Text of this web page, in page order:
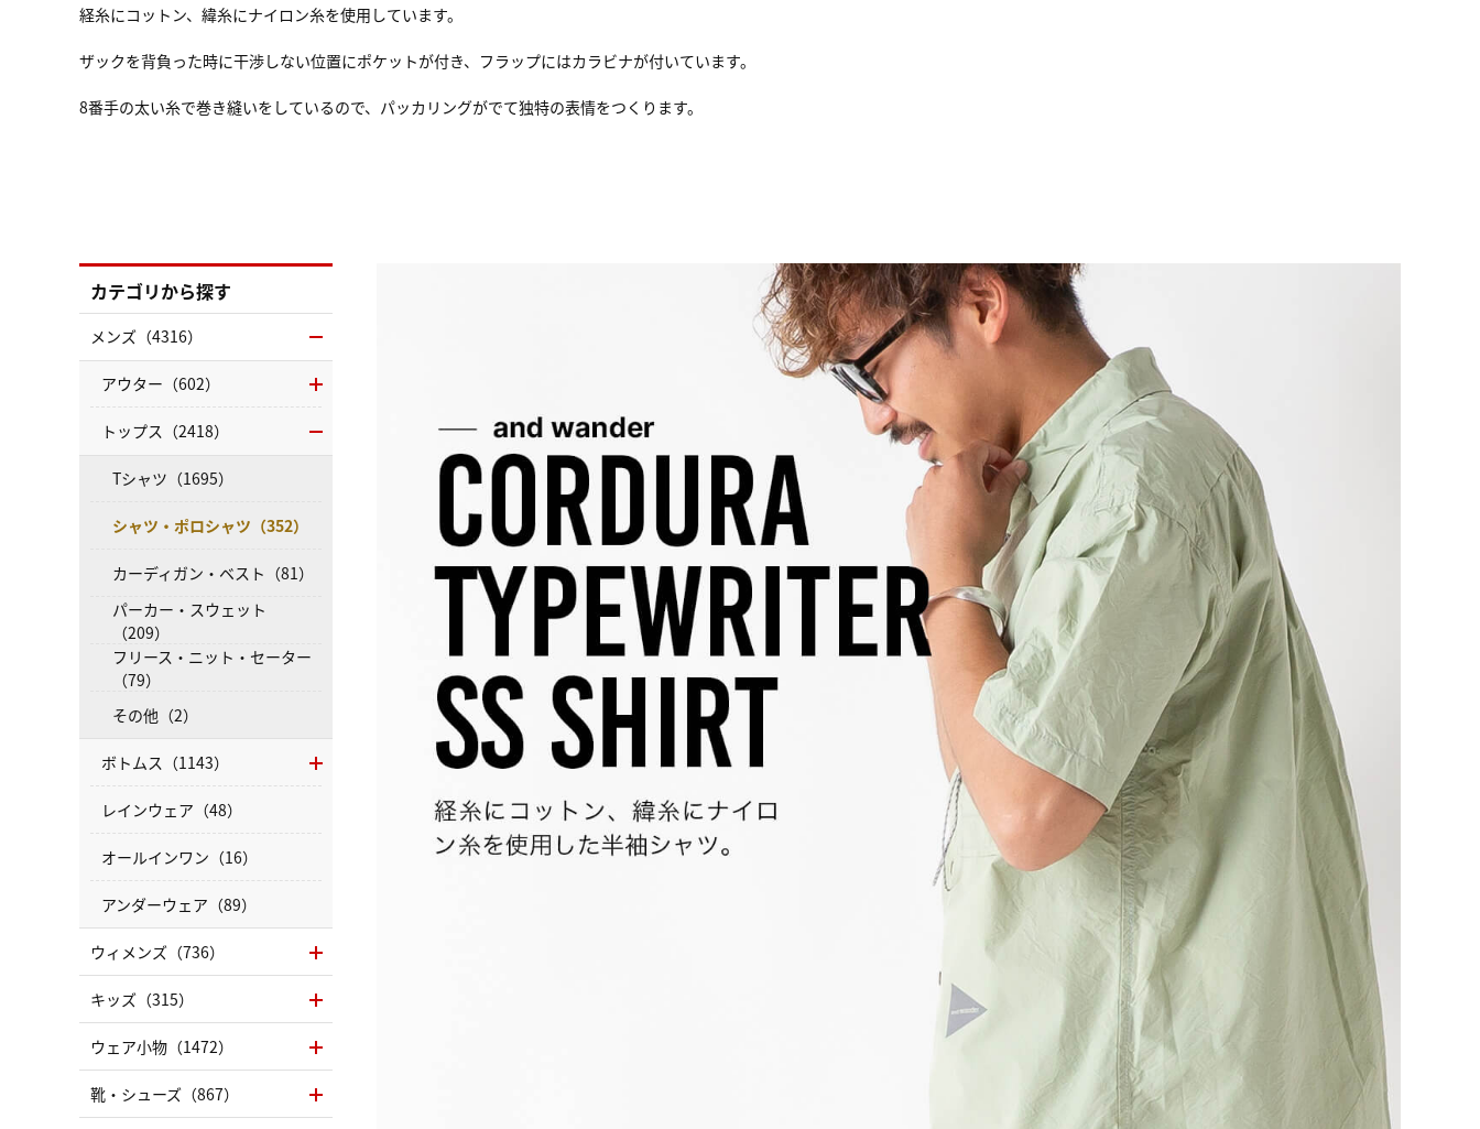
経糸にコットン、緯糸にナイロン糸を使用しています。
ザックを背負った時に干渉しない位置にポケットが付き、フラップにはカラビナが付いています。
8番手の太い糸で巻き縫いをしているので、パッカリングがでて独特の表情をつくります。
カテゴリから探す
メンズ（4316）
アウター（602）
トップス（2418）
Tシャツ（1695）
シャツ・ポロシャツ（352）
カーディガン・ベスト（81）
パーカー・スウェット
（209）
フリース・ニット・セーター
（79）
その他（2）
ボトムス（1143）
レインウェア（48）
オールインワン（16）
アンダーウェア（89）
ウィメンズ（736）
キッズ（315）
ウェア小物（1472）
靴・シューズ（867）